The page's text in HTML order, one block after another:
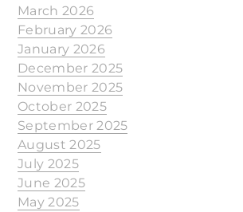
March 2026
February 2026
January 2026
December 2025
November 2025
October 2025
September 2025
August 2025
July 2025
June 2025
May 2025